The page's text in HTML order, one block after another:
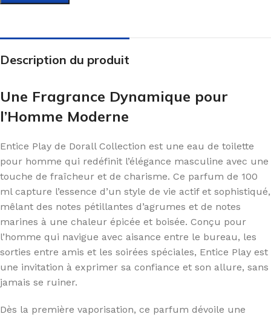
Description du produit
Une Fragrance Dynamique pour
l’Homme Moderne
Entice Play de Dorall Collection est une eau de toilette
pour homme qui redéfinit l’élégance masculine avec une
touche de fraîcheur et de charisme. Ce parfum de 100
ml capture l’essence d’un style de vie actif et sophistiqué,
mêlant des notes pétillantes d’agrumes et de notes
marines à une chaleur épicée et boisée. Conçu pour
l’homme qui navigue avec aisance entre le bureau, les
sorties entre amis et les soirées spéciales, Entice Play est
une invitation à exprimer sa confiance et son allure, sans
jamais se ruiner.
Dès la première vaporisation, ce parfum dévoile une